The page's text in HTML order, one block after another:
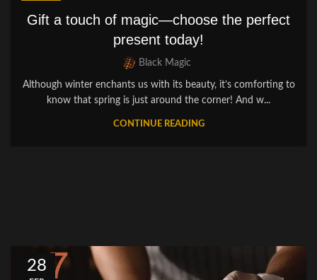
Gift a touch of magic—choose the perfect
present today!
Black Magic
Although winter enchants us with its beauty, it’s comforting to
know that spring is just around the corner! And w...
CONTINUE READING
28